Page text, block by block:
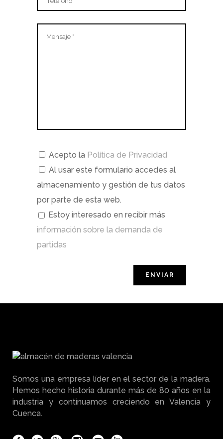
Acepto la Política de Privacidad
Al usar este formulario accedes al
almacenamiento y gestión de tus datos
por parte de esta web.
Estoy interesado en recibir más
información sobre la demanda de
partidas
Somos una empresa líder en el sector de la madera.
Hemos hecho historia durante más de 80 años en la
industria y continuamos creciendo en Valencia y
Cuenca.